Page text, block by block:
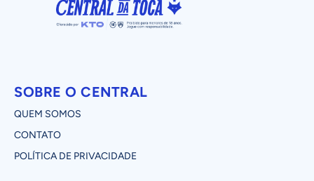
SOBRE O CENTRAL
QUEM SOMOS
CONTATO
POLÍTICA DE PRIVACIDADE